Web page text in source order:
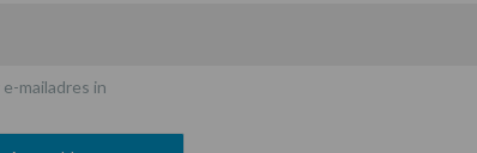
mailadres in